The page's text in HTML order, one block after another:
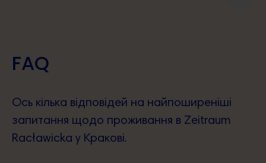
FAQ
Ось кілька відповідей на найпоширеніші
запитання щодо проживання в Zeitraum
Racławicka у Кракові.